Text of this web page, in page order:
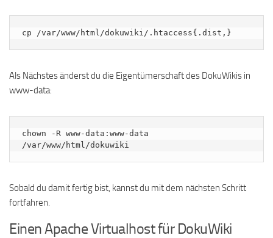
cp /var/www/html/dokuwiki/.htaccess{.dist,}
Als Nächstes änderst du die Eigentümerschaft des DokuWikis in
www-data:
chown -R www-data:www-data
/var/www/html/dokuwiki
Sobald du damit fertig bist, kannst du mit dem nächsten Schritt
fortfahren.
Einen Apache Virtualhost für DokuWiki